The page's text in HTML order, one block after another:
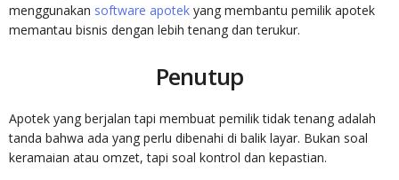
menggunakan software apotek yang membantu pemilik apotek
memantau bisnis dengan lebih tenang dan terukur.
Penutup
Apotek yang berjalan tapi membuat pemilik tidak tenang adalah
tanda bahwa ada yang perlu dibenahi di balik layar. Bukan soal
keramaian atau omzet, tapi soal kontrol dan kepastian.